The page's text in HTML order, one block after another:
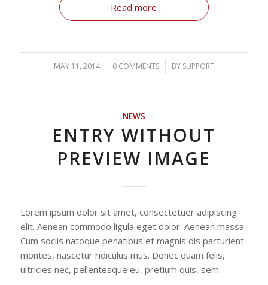
Read more
MAY 11, 2014
/ 0 COMMENTS
/ BY SUPPORT
NEWS
ENTRY WITHOUT
PREVIEW IMAGE
Lorem ipsum dolor sit amet, consectetuer adipiscing
elit. Aenean commodo ligula eget dolor. Aenean massa.
Cum sociis natoque penatibus et magnis dis parturient
montes, nascetur ridiculus mus. Donec quam felis,
ultricies nec, pellentesque eu, pretium quis, sem.